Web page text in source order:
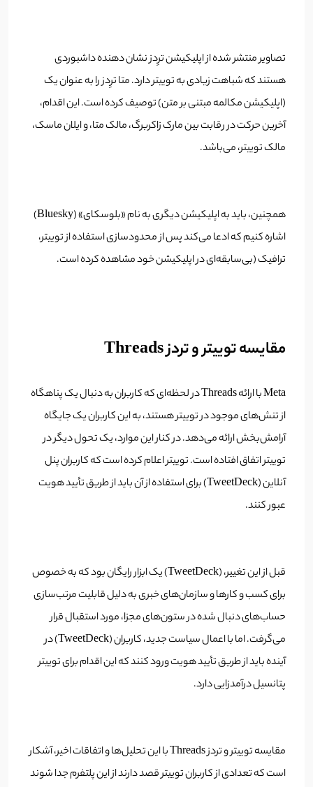
تصاویر منتشر شده از اپلیکیشن ترِدز نشان دهنده داشبوردی
هستند که شباهت زیادی به توییتر دارد. متا ترِدز را به عنوان یک
(اپلیکیشن مکالمه مبتنی بر متن) توصیف کرده است. این اقدام،
آخرین حرکت در رقابت بین مارک زاکربرگ، مالک متا، و ایلان ماسک،
مالک توییتر، می‌باشد.
همچنین، باید به اپلیکیشن دیگری به نام «بلوسکای» (Bluesky)
اشاره کنیم که ادعا می‌کند پس از محدودسازی استفاده از توییتر،
ترافیک (بی‌سابقه‌ای در اپلیکیشن خود مشاهده کرده است.
مقایسه توییتر و تردز Threads
Meta با ارائه Threads در لحظه‌ای که کاربران به دنبال یک پناهگاه
از تنش‌های موجود در توییتر هستند، به این کاربران یک جایگاه
آرامش‌بخش ارائه می‌دهد. در کنار این موارد، یک تحول دیگر در
توییتر اتفاق افتاده است. توییتر اعلام کرده است که کاربران پنل
آنلاین (TweetDeck) برای استفاده از آن باید از طریق تأیید هویت
عبور کنند.
قبل از این تغییر، (TweetDeck) یک ابزار رایگان بود که به خصوص
برای کسب و کارها و سازمان‌های خبری به دلیل قابلیت مرتب‌سازی
حساب‌های دنبال شده در ستون‌های مجزا، مورد استقبال قرار
می‌گرفت. اما با اعمال سیاست جدید، کاربران (TweetDeck) در
آینده باید از طریق تأیید هویت ورود کنند که این اقدام برای توییتر
پتانسیل درآمدزایی دارد.
مقایسه توییتر و تردز Threads با این تحلیل‌ها و اتفاقات اخیر، آشکار
است که تعدادی از کاربران توییتر قصد دارند از این پلتفرم جدا شوند